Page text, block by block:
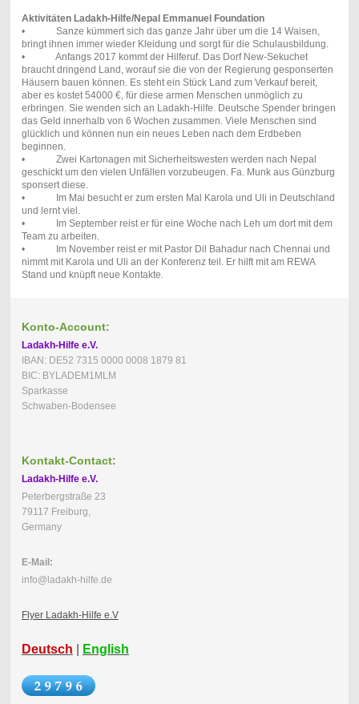
Aktivitäten Ladakh-Hilfe/Nepal Emmanuel Foundation
• Sanze kümmert sich das ganze Jahr über um die 14 Waisen,
bringt ihnen immer wieder Kleidung und sorgt für die Schulausbildung.
• Anfangs 2017 kommt der Hilferuf. Das Dorf New-Sekuchet
braucht dringend Land, worauf sie die von der Regierung gesponserten
Häusern bauen können. Es steht ein Stück Land zum Verkauf bereit,
aber es kostet 54000 €, für diese armen Menschen unmöglich zu
erbringen. Sie wenden sich an Ladakh-Hilfe. Deutsche Spender bringen
das Geld innerhalb von 6 Wochen zusammen. Viele Menschen sind
glücklich und können nun ein neues Leben nach dem Erdbeben
beginnen.
• Zwei Kartonagen mit Sicherheitswesten werden nach Nepal
geschickt um den vielen Unfällen vorzubeugen. Fa. Munk aus Günzburg
sponsert diese.
• Im Mai besucht er zum ersten Mal Karola und Uli in Deutschland
und lernt viel.
• Im September reist er für eine Woche nach Leh um dort mit dem
Team zu arbeiten.
• Im November reist er mit Pastor Dil Bahadur nach Chennai und
nimmt mit Karola und Uli an der Konferenz teil. Er hilft mit am REWA
Stand und knüpft neue Kontakte.
Konto-Account:
Ladakh-Hilfe e.V.
IBAN: DE52 7315 0000 0008 1879 81
BIC: BYLADEM1MLM
Sparkasse
Schwaben-Bodensee
Kontakt-Contact:
Ladakh-Hilfe e.V.
Peterbergstraße 23
79117 Freiburg,
Germany
E-Mail:
info@ladakh-hilfe.de
Flyer Ladakh-Hilfe e.V
Deutsch English